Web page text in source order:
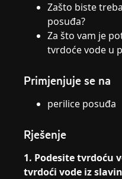
Zašto biste
posuđa?
Za što vam je
tvrdoće vode u
Primjenjuje se na
perilice posuđa
Rješenje
1. Podesite tvrdoću
tvrdoći vode iz